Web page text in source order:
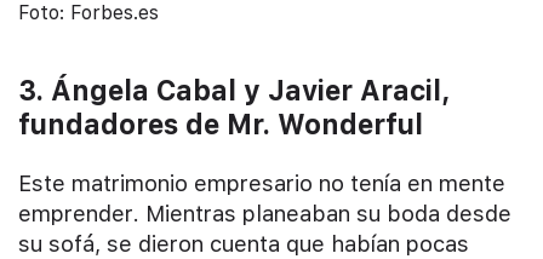
Foto: Forbes.es
3. Ángela Cabal y Javier Aracil,
fundadores de Mr. Wonderful
Este matrimonio empresario no tenía en mente
emprender. Mientras planeaban su boda desde
su sofá, se dieron cuenta que habían pocas